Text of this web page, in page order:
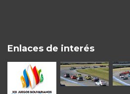
Enlaces de interés